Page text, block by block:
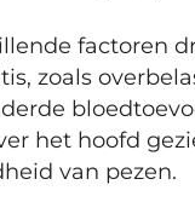
factoren
zoals
het hoofd
van pezen.